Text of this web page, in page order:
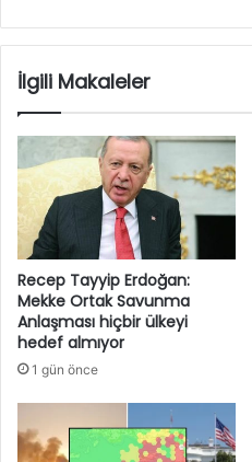
İlgili Makaleler
Recep Tayyip Erdoğan:
Mekke Ortak Savunma
Anlaşması hiçbir ülkeyi
hedef almıyor
1 gün önce